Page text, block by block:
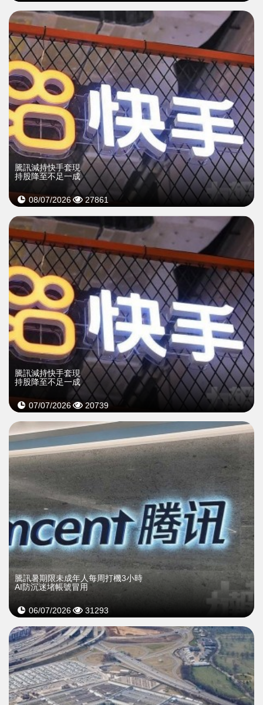
騰訊減持快手套現
持股降至不足一成
08/07/2026 27861
騰訊減持快手套現
持股降至不足一成
07/07/2026 20739
騰訊暑期限未成年人每周打機3小時
AI防沉迷堵帳號冒用
06/07/2026 31293